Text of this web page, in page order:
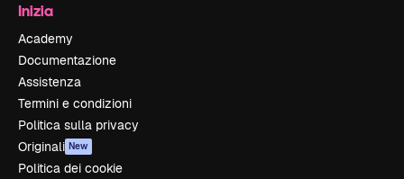
Inizia
Academy
Documentazione
Assistenza
Termini e condizioni
Politica sulla privacy
Originali New
Politica dei cookie